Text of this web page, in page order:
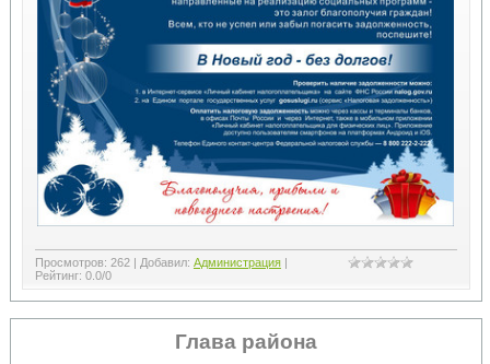
Просмотров: 262| Добавил: Администрация |
Рейтинг: 0.0/0
Глава района